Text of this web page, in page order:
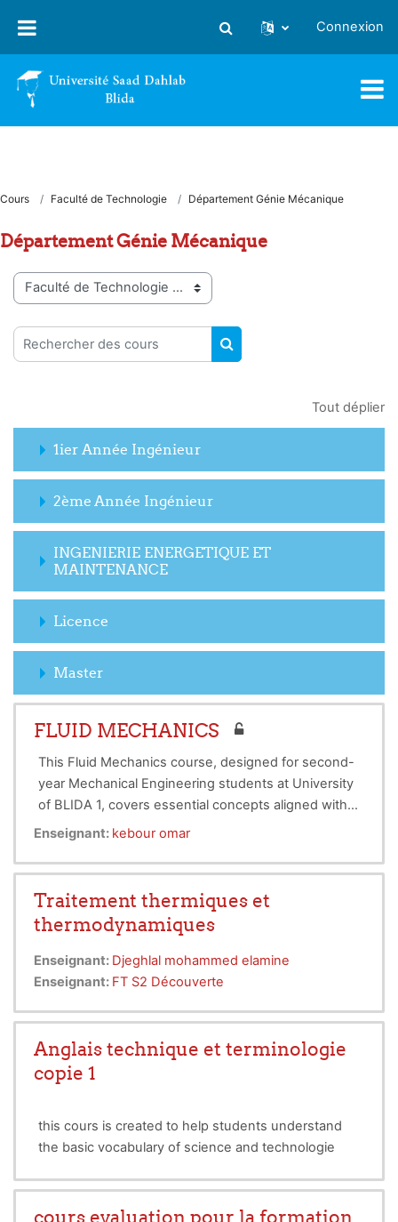
Activer/désactiver la saisie
Connexion
Cours Faculté de Technologie Département Génie Mécanique
Département Génie Mécanique
Catégories de cours
Rechercher des cours
RECHERCHER DES
Tout déplier
1ier Année Ingénieur
2ème Année Ingénieur
INGENIERIE ENERGETIQUE ET
MAINTENANCE
Licence
Master
FLUID MECHANICS
This Fluid Mechanics course, designed for second-
year Mechanical Engineering students at University
of BLIDA 1, covers essential concepts aligned with
the Bachelor's curriculum. It is divided into four
density, viscosity, and surface tension; the second
covers fluid statics, including pressure and
buoyancy; the third discusses ideal fluid dynamics,
introducing Bernoulli's equation; and the fourth
addresses real fluid dynamics, incorporating
viscosity effects and practical applications. By the
the theoretical and practical tools to solve fluid-
related engineering problems in various fields.
Enseignant: kebour omar
Traitement thermiques et
thermodynamiques
Enseignant: Djeghlal mohammed elamine
Enseignant: FT S2 Découverte
Anglais technique et terminologie
copie 1
this cours is created to help students understand
the basic vocabulary of science and technologie
communicate using concepts and terminologie
taught is Classroom
cours evaluation pour la formation